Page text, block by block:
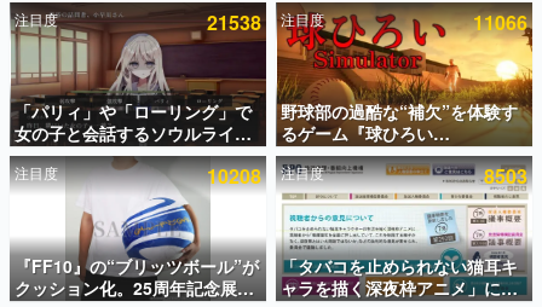
電ファミのいま読まれている記事ランキング
アプリセール情報
インタビュー
連載・特集一覧
殿堂入り記事
SNS拡散数が数千以上！ ページビュー数万以上！ などな
ど。多くの人々に読まれた、電ファミ渾身の“殿堂入り”記
事をまとめました。
注目度 21538
「パリィ」や「ローリング」で
女の子と会話するソウルライク
恋愛ゲーム『小早川さんはソウ
ルライク』無料公開。返事に失
敗すると「YOU DIED」
注目度 11066
野球部の過酷な“補欠”を体験す
るゲーム『球ひろい
Simulator』が「1件」のウィッ
シュリストをもとにチェコ語に
対応しSNSで話題に。『キング
ダム・カム』開発元やチェコの
プロ野球選手から称賛の声
注目度 10208
『FF10』の“ブリッツボール”が
クッション化。25周年記念展
注目度 8503
「タバコを止められない猫耳キ
ャラを描く深夜枠アニメ」に視